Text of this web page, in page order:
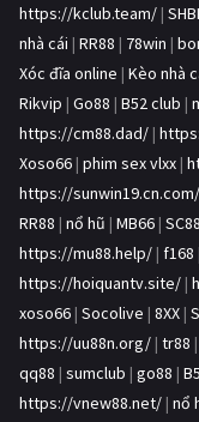
https://kclub.team/ |
nhà cái | RR88 | 78win |
Xóc đĩa online | Kèo nhà
Rikvip | Go88 | B52 club |
https://cm88.dad/ |
Xoso66 | phim sex vlxx |
https://sunwin19.cn.com/
RR88 | nổ hũ | MB66 | SC88
https://mu88.help/ | f168
https://hoiquantv.site/ |
xoso66 | Socolive | 8XX |
https://uu88n.org/ | tr88 |
qq88 | sumclub | go88 |
https://vnew88.net/ | nổ